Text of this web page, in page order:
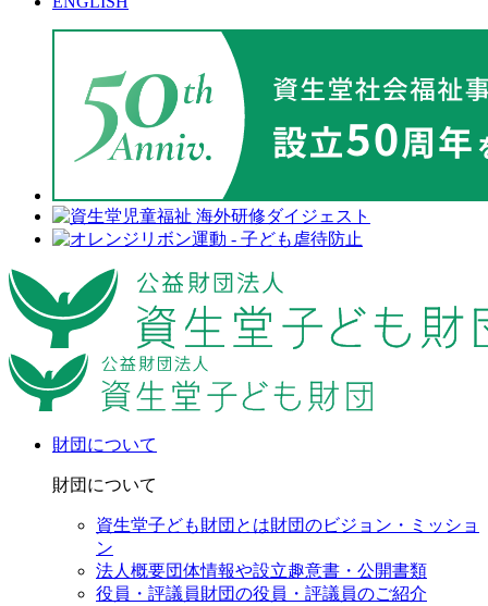
財団について
財団について
資生堂子ども財団とは財団のビジョン・ミッショ
ン
法人概要団体情報や設立趣意書・公開書類
役員・評議員財団の役員・評議員のご紹介